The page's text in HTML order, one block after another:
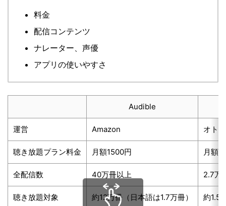
料金
配信コンテンツ
ナレーター、声優
アプリの使いやすさ
Audible
運営 Amazon オト
聴き放題プラン料金 月額1500円 月額
全配信数 40万冊以上 2.7万
聴き放題対象 約12万冊（日本語は1.7万冊） 約1.5